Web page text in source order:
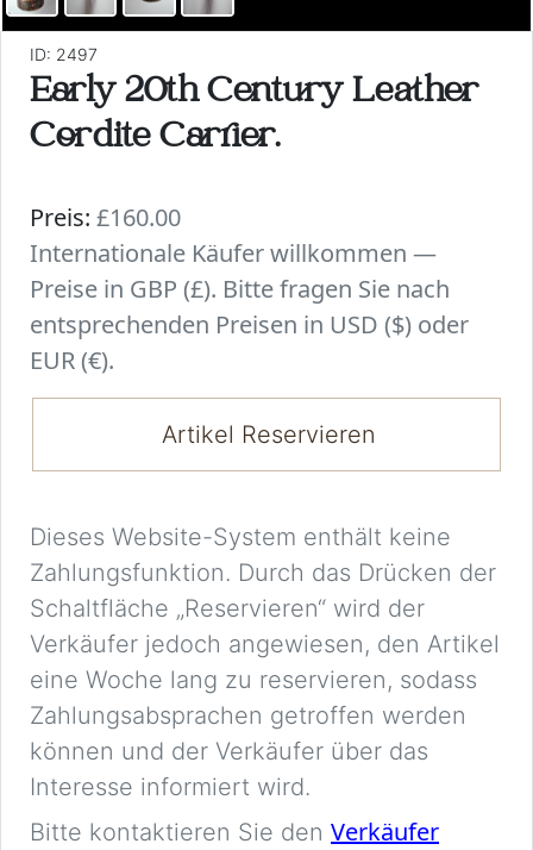
ID: 2497
Early 20th Century Leather
Cordite Carrier.
Preis: £160.00
Internationale Käufer willkommen —
Preise in GBP (£). Bitte fragen Sie nach
entsprechenden Preisen in USD ($) oder
EUR (€).
Artikel Reservieren
Dieses Website-System enthält keine
Zahlungsfunktion. Durch das Drücken der
Schaltfläche „Reservieren“ wird der
Verkäufer jedoch angewiesen, den Artikel
eine Woche lang zu reservieren, sodass
Zahlungsabsprachen getroffen werden
können und der Verkäufer über das
Interesse informiert wird.
Bitte kontaktieren Sie den Verkäufer